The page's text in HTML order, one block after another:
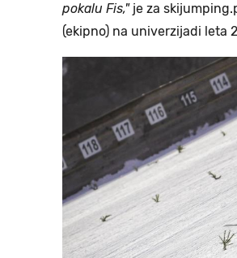
pokalu Fis,"je za
(ekipno) na univerzijadi leta